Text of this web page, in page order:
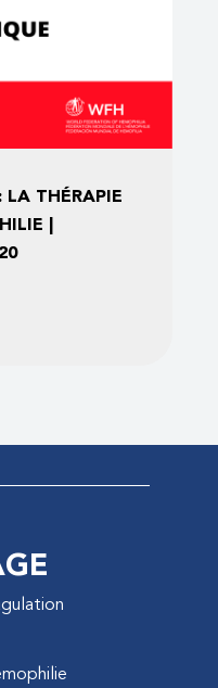
LA THÉRAPIE
|